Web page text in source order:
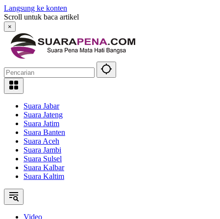
Langsung ke konten
Scroll untuk baca artikel
×
Suara Jabar
Suara Jateng
Suara Jatim
Suara Banten
Suara Aceh
Suara Jambi
Suara Sulsel
Suara Kalbar
Suara Kaltim
Video